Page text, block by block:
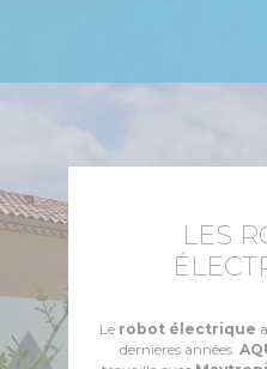
LES
Le robot électrique
dernières années.